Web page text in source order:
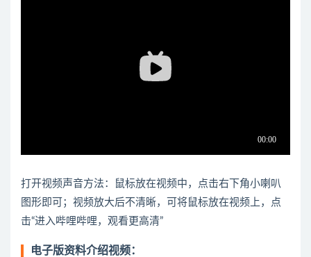
打开视频声音方法：鼠标放在视频中，点击右下角小喇叭
图形即可；视频放大后不清晰，可将鼠标放在视频上，点
击“进入哔哩哔哩，观看更高清”
电子版资料介绍视频：